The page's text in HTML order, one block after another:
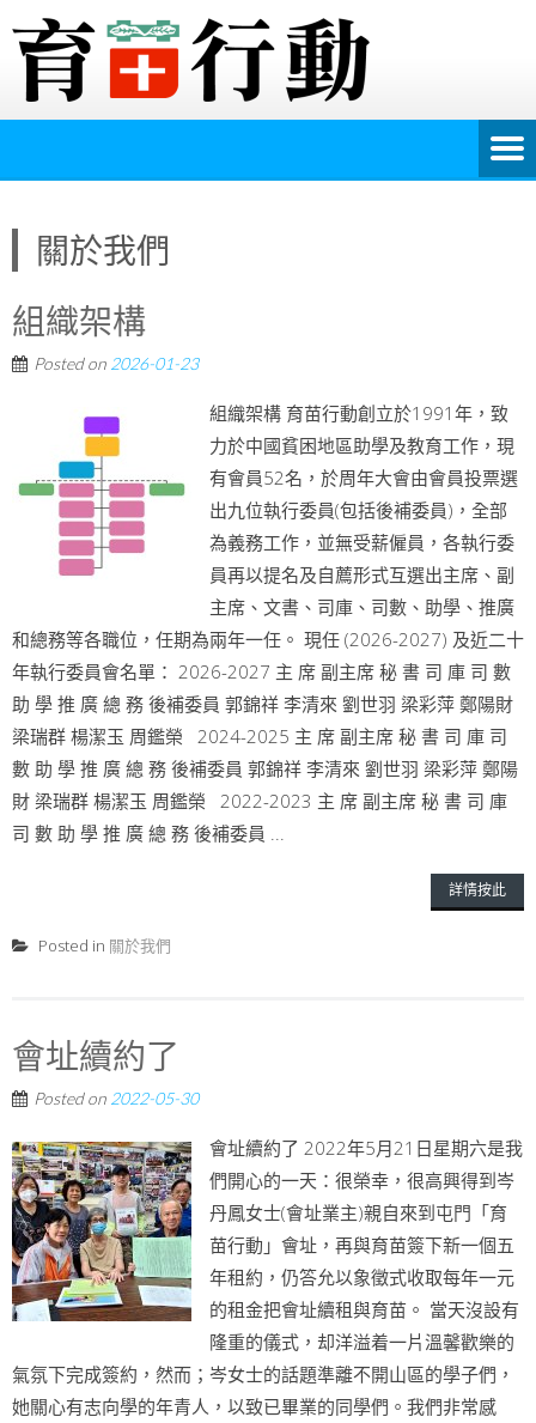
關於我們
組織架構
Posted on 2026-01-23
組織架構 育苗行動創立於1991年，致
力於中國貧困地區助學及教育工作，現
有會員52名，於周年大會由會員投票選
出九位執行委員(包括後補委員)，全部
為義務工作，並無受薪僱員，各執行委
員再以提名及自薦形式互選出主席、副
主席、文書、司庫、司數、助學、推廣
和總務等各職位，任期為兩年一任。 現任 (2026-2027) 及近二十
年執行委員會名單： 2026-2027 主 席 副主席 秘 書 司 庫 司 數
助 學 推 廣 總 務 後補委員 郭錦祥 李清來 劉世羽 梁彩萍 鄭陽財
梁瑞群 楊潔玉 周鑑榮 2024-2025 主 席 副主席 秘 書 司 庫 司
數 助 學 推 廣 總 務 後補委員 郭錦祥 李清來 劉世羽 梁彩萍 鄭陽
財 梁瑞群 楊潔玉 周鑑榮 2022-2023 主 席 副主席 秘 書 司 庫
司 數 助 學 推 廣 總 務 後補委員 ...
詳情按此
Posted in 關於我們
會址續約了
Posted on 2022-05-30
會址續約了 2022年5月21日星期六是我
們開心的一天：很榮幸，很高興得到岑
丹鳳女士(會址業主)親自來到屯門「育
苗行動」會址，再與育苗簽下新一個五
年租約，仍答允以象徵式收取每年一元
的租金把會址續租與育苗。 當天沒設有
隆重的儀式，却洋溢着一片溫馨歡樂的
氣氛下完成簽約，然而；岑女士的話題準離不開山區的學子們，
她關心有志向學的年青人，以致已畢業的同學們。我們非常感